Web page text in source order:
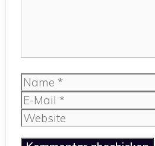
Name
E-
Mail
Website